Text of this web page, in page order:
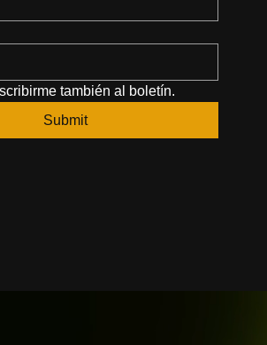
también al boletín.
Submit